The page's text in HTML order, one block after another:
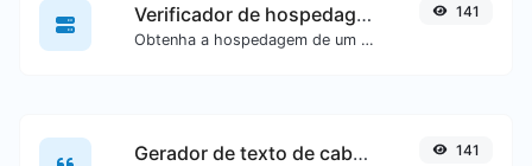
Verificador de hospedagem de site
Obtenha a hospedagem de um site específico.
141
Gerador de texto de cabeça para baixo 141